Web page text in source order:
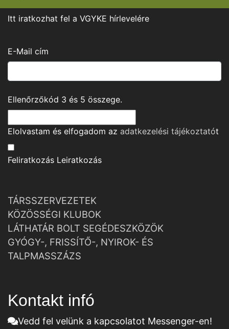
Itt iratkozhat fel a VGYKE hírlevelére
E-Mail cím
Ellenőrzőkód 3 és 5 összege.
Elolvastam és elfogadom az adatkezelési tájékoztatót
Feliratkozás Leiratkozás
TÁRSSZERVEZETEK
KÖZÖSSÉGI KLUBOK
LÁTHATÁR BOLT SEGÉDESZKÖZÖK
GYÓGY-, FRISSÍTŐ-, NYIROK- ÉS
TALPMASSZÁZS
Kontakt infó
Vedd fel velünk a kapcsolatot Messenger-en!